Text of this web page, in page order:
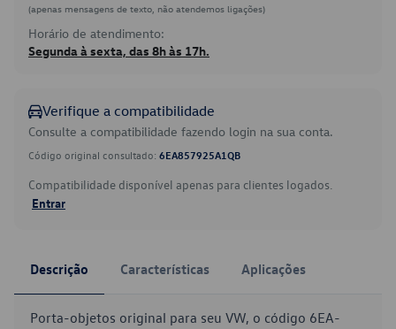
(apenas mensagens de texto, não atendemos ligações)
Horário de atendimento:
Segunda à sexta, das 8h às 17h.
Verifique a compatibilidade
Consulte a compatibilidade fazendo login na sua conta.
Código original consultado: 6EA857925A1QB
Compatibilidade disponível apenas para clientes logados.
Entrar
Descrição Características Aplicações
Porta-objetos original para seu VW, o código 6EA-